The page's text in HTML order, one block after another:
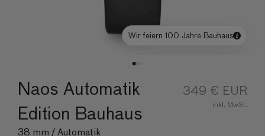
Wir feiern 100 Jahre Bauhaus
Naos Automatik
Edition Bauhaus
38 mm / Automatik
Normaler
349 € EUR
inkl. MwSt.